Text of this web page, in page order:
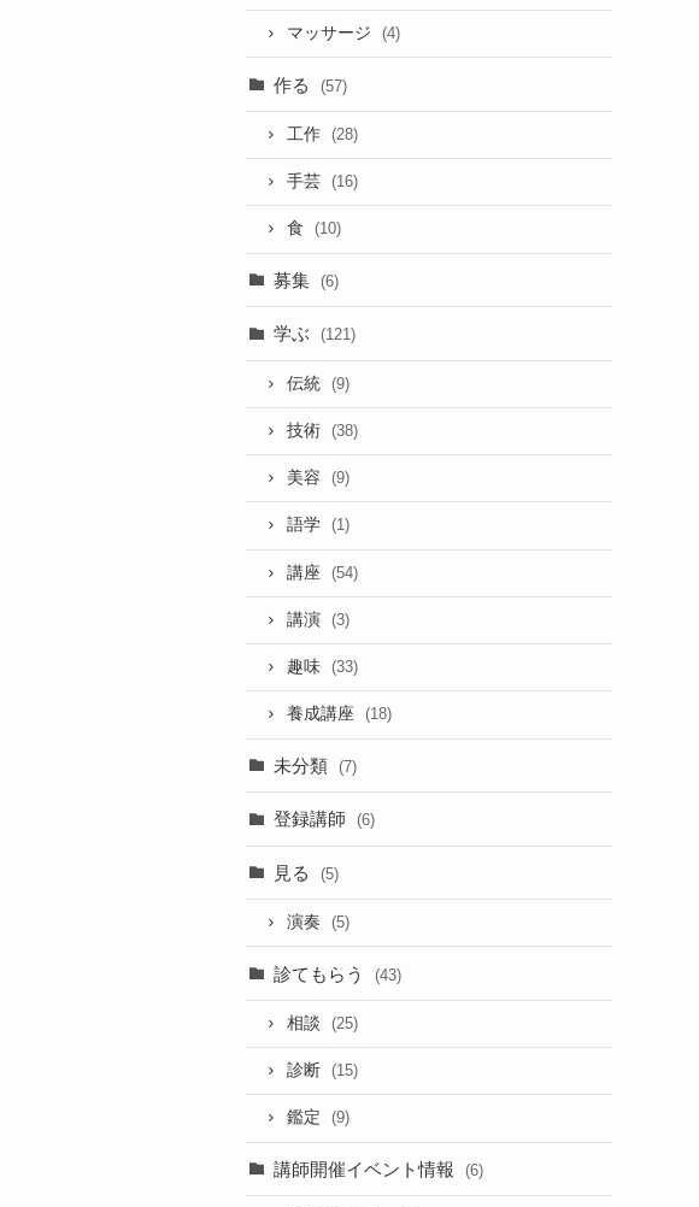
マッサージ (4)
作る (57)
工作 (28)
手芸 (16)
食 (10)
募集 (6)
学ぶ (121)
伝統 (9)
技術 (38)
美容 (9)
語学 (1)
講座 (54)
講演 (3)
趣味 (33)
養成講座 (18)
未分類 (7)
登録講師 (6)
見る (5)
演奏 (5)
診てもらう (43)
相談 (25)
診断 (15)
鑑定 (9)
講師開催イベント情報 (6)